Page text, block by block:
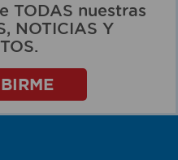
TODAS nuestras
NOTICIAS Y